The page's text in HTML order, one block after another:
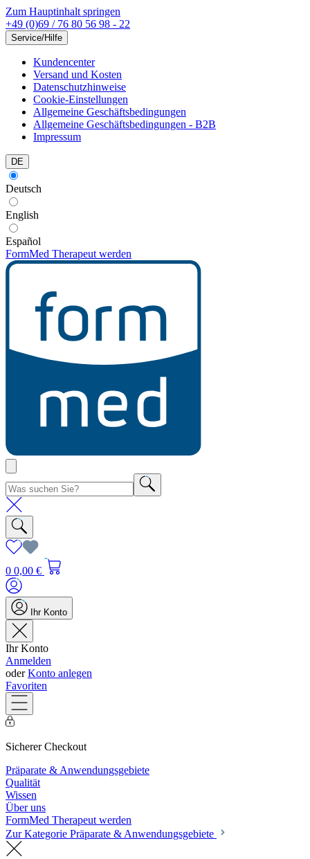
Zum Hauptinhalt springen
+49 (0)69 / 76 80 56 98 - 22
Service/Hilfe
Kundencenter
Versand und Kosten
Datenschutzhinweise
Cookie-Einstellungen
Allgemeine Geschäftsbedingungen
Allgemeine Geschäftsbedingungen - B2B
Impressum
DE
Deutsch
English
Español
FormMed Therapeut werden
0 0,00 €
Ihr Konto
Ihr Konto
Anmelden
oderKonto anlegen
Favoriten
Sicherer Checkout
Präparate & Anwendungsgebiete
Qualität
Wissen
Über uns
FormMed Therapeut werden
Zur Kategorie Präparate & Anwendungsgebiete